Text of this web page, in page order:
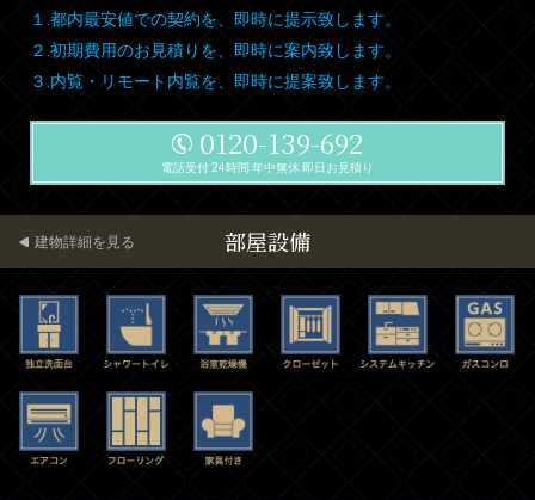
１.都内最安値での契約を、即時に提示致します。
２.初期費用のお見積りを、即時に案内致します。
３.内覧・リモート内覧を、即時に提案致します。
0120-139-692
電話受付 24時間 年中無休 即日お見積り
部屋設備
建物詳細を見る